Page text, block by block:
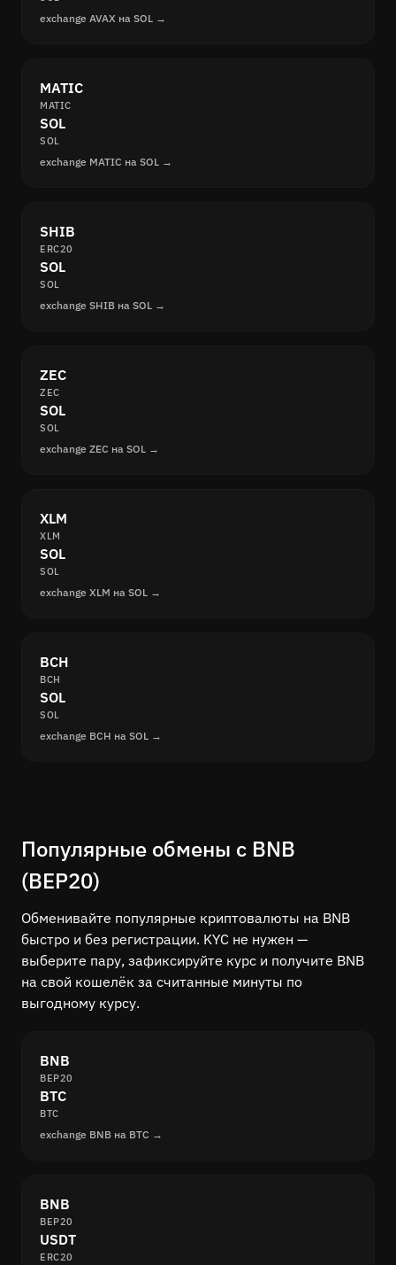
exchange AVAX на SOL →
MATIC
MATIC
SOL
SOL
exchange MATIC на SOL →
SHIB
ERC20
SOL
SOL
exchange SHIB на SOL →
ZEC
ZEC
SOL
SOL
exchange ZEC на SOL →
XLM
XLM
SOL
SOL
exchange XLM на SOL →
BCH
BCH
SOL
SOL
exchange BCH на SOL →
Популярные обмены с BNB
(BEP20)
Обменивайте популярные криптовалюты на BNB
быстро и без регистрации. KYC не нужен —
выберите пару, зафиксируйте курс и получите BNB
на свой кошелёк за считанные минуты по
выгодному курсу.
BNB
BEP20
BTC
BTC
exchange BNB на BTC →
BNB
BEP20
USDT
ERC20